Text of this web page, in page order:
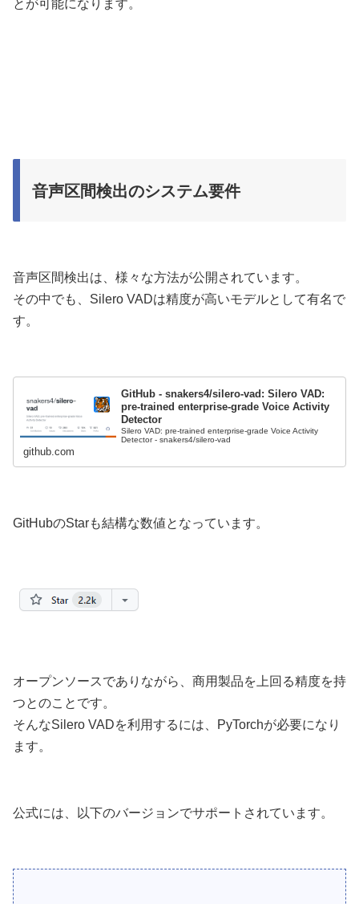
とが可能になります。
音声区間検出のシステム要件
音声区間検出は、様々な方法が公開されています。
その中でも、Silero VADは精度が高いモデルとして有名で
す。
GitHub - snakers4/silero-vad: Silero VAD:
pre-trained enterprise-grade Voice Activity
Detector
Silero VAD: pre-trained enterprise-grade Voice Activity
Detector - snakers4/silero-vad
github.com
GitHubのStarも結構な数値となっています。
オープンソースでありながら、商用製品を上回る精度を持
つとのことです。
そんなSilero VADを利用するには、PyTorchが必要になり
ます。
公式には、以下のバージョンでサポートされています。